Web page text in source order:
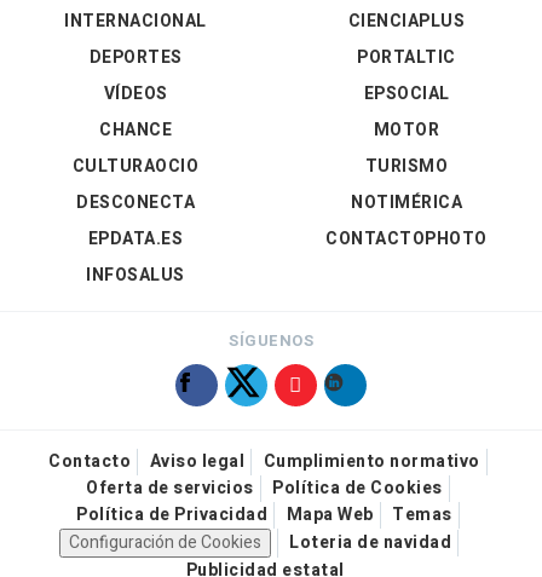
INTERNACIONAL
DEPORTES
VÍDEOS
CIENCIAPLUS
PORTALTIC
EPSOCIAL
CHANCE
CULTURAOCIO
DESCONECTA
EPDATA.ES
INFOSALUS
MOTOR
TURISMO
NOTIMÉRICA
CONTACTOPHOTO
SÍGUENOS
Contacto Aviso legal
Cumplimiento normativo
Oferta de servicios
Política de Cookies
Política de Privacidad
Mapa Web
Temas
Configuración de Cookies
Loteria de navidad
Publicidad estatal